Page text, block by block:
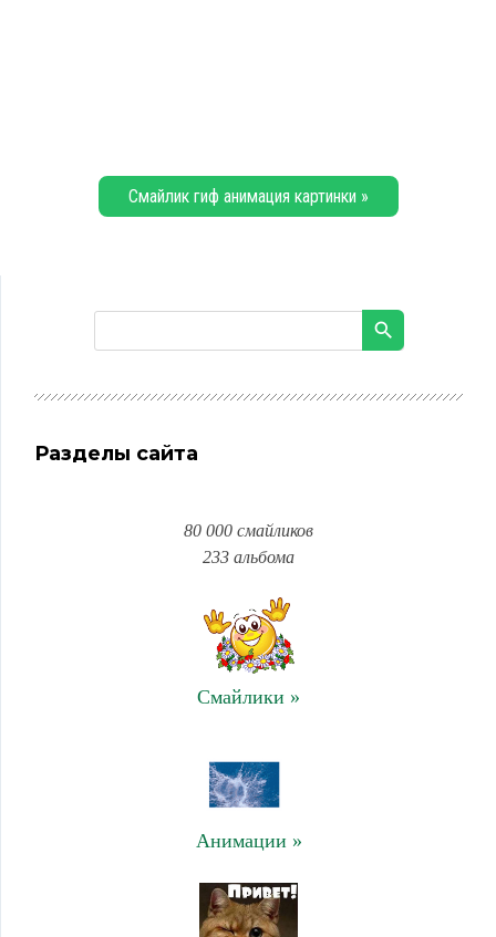
Смайлик гиф анимация картинки »
Разделы сайта
80 000 смайликов
233 альбома
Смайлики »
Анимации »